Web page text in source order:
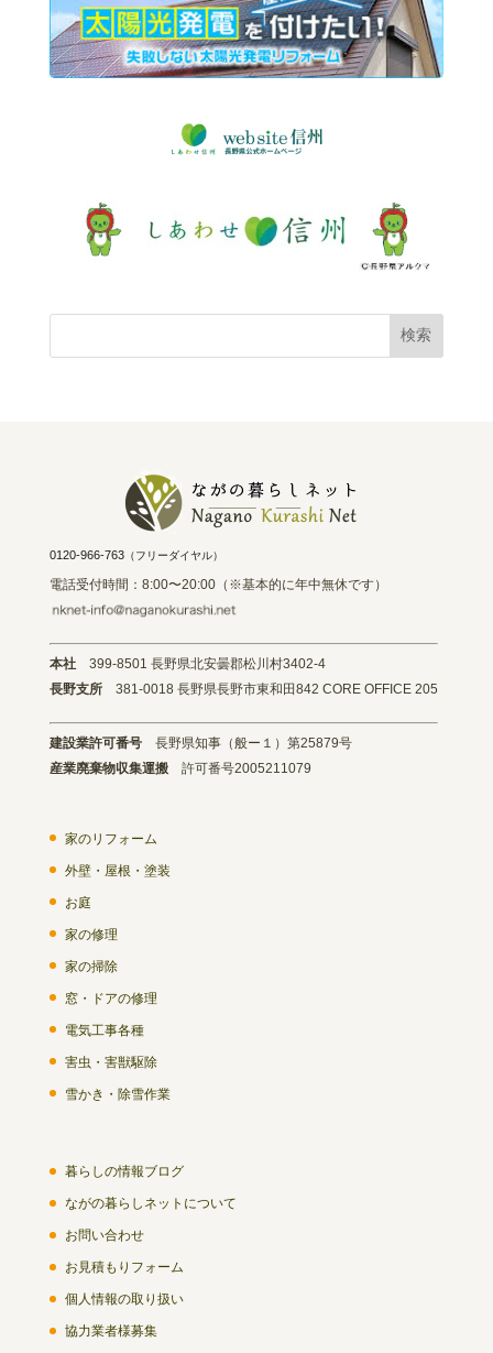
0120-966-763（フリーダイヤル）
電話受付時間：8:00〜20:00（※基本的に年中無休です）
本社 399-8501 長野県北安曇郡松川村3402-4
長野支所 381-0018 長野県長野市東和田842 CORE OFFICE 205
建設業許可番号 長野県知事（般ー１）第25879号
産業廃棄物収集運搬 許可番号2005211079
家のリフォーム
外壁・屋根・塗装
お庭
家の修理
家の掃除
窓・ドアの修理
電気工事各種
害虫・害獣駆除
雪かき・除雪作業
暮らしの情報ブログ
ながの暮らしネットについて
お問い合わせ
お見積もりフォーム
個人情報の取り扱い
協力業者様募集